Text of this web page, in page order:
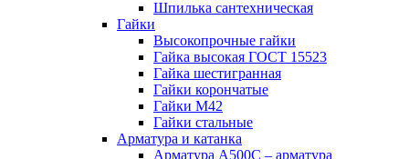
Шпилька сантехническая
Гайки
Высокопрочные гайки
Гайка высокая ГОСТ 15523
Гайка шестигранная
Гайки корончатые
Гайки М42
Гайки стальные
Арматура и катанка
Арматура А500С – арматура